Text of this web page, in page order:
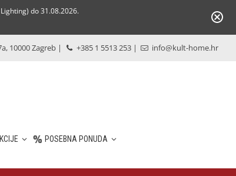
do 31.08.2026.
10000 Zagreb | +385 1 5513 253 | info@kult-home.hr
POSEBNA PONUDA